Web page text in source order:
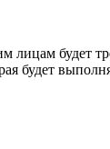
будет